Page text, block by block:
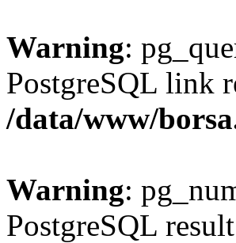
Warning:
PostgreSQL link
/data/www/
Warning:
PostgreSQL